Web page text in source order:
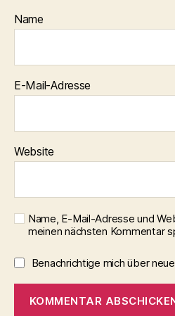
Name
E-Mail-Adresse
Website
Name, E-Mail-Adresse und
meinen nächsten Kommentar
Benachrichtige mich über